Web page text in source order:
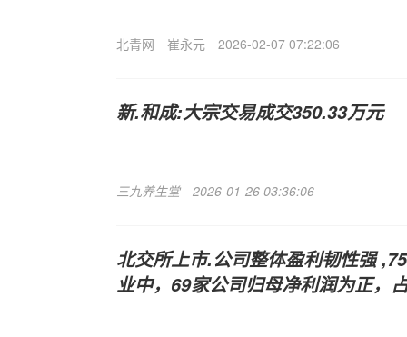
北青网 崔永元 2026-02-07 07:22:06
新.和成:大宗交易成交350.33万元
三九养生堂 2026-01-26 03:36:06
北交所上市.公司整体盈利韧性强
业中，69家公司归母净利润为正，